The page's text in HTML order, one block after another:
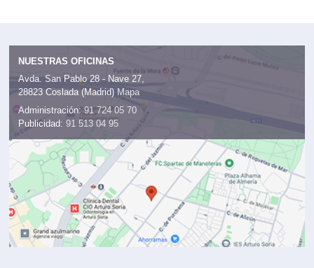
NUESTRAS OFICINAS
Avda. San Pablo 28 - Nave 27,
28823 Coslada (Madrid) Mapa
Administración: 91 724 05 70
Publicidad: 91 513 04 95